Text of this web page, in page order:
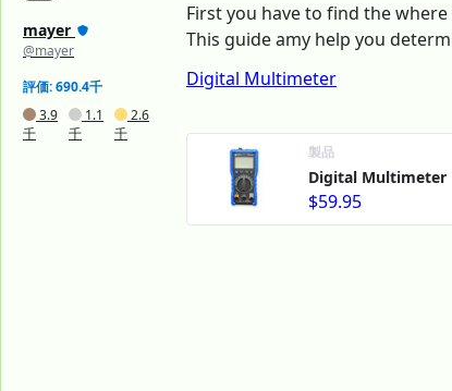
mayer
@mayer
評価: 690.4千
3.9
千
1.1
千
2.6
千
First you have to find the
This guide amy help you
Digital Multimeter
製品
Digital Multimeter
$59.95